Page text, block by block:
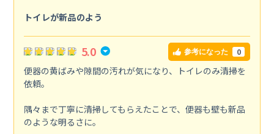
トイレが新品のよう
5.0 参考になった 0
便器の黄ばみや隙間の汚れが気になり、トイレのみ清掃を
依頼。
隅々まで丁寧に清掃してもらえたことで、便器も壁も新品
のような明るさに。